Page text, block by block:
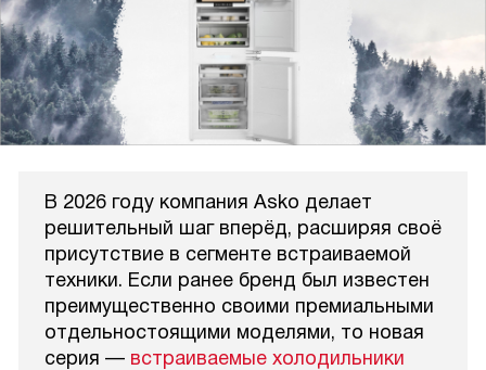
В 2026 году компания Asko делает
решительный шаг вперёд, расширяя своё
присутствие в сегменте встраиваемой
техники. Если ранее бренд был известен
преимущественно своими премиальными
отдельностоящими моделями, то новая
серия — встраиваемые холодильники